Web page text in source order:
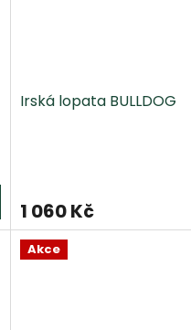
Irská lopata BULLDOG
1 060 Kč
Akce